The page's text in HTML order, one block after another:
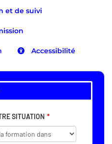
et de suivi
Accessibilité
SITUATION